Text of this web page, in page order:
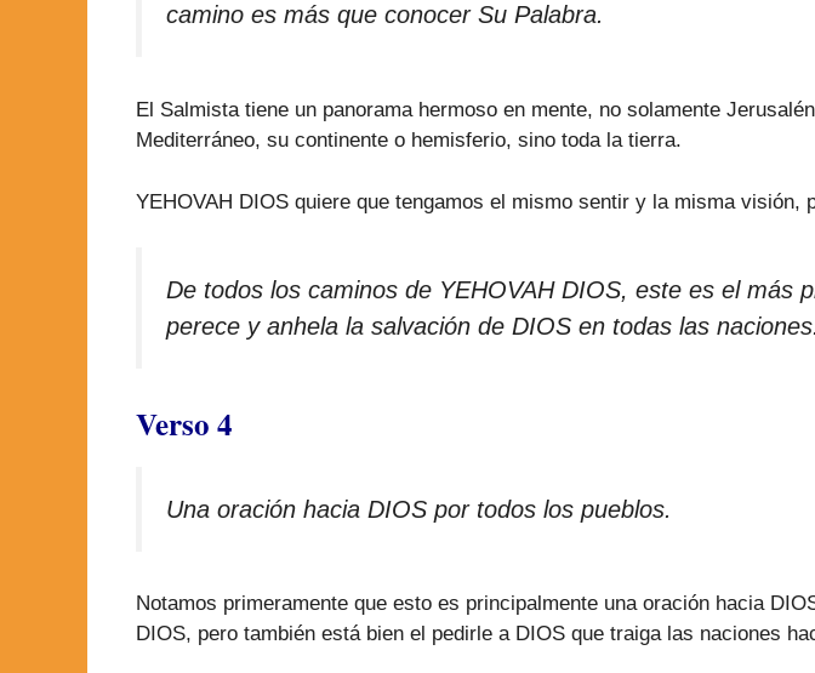
camino es más que conocer Su Palabra.
El Salmista tiene un panorama hermoso en mente, no solamente
Mediterráneo, su continente o hemisferio, sino toda la tierra.
YEHOVAH DIOS quiere que tengamos el mismo sentir y la misma
De todos los caminos de YEHOVAH DIOS, este es el más
perece y anhela la salvación de DIOS en todas las naciones.
Verso 4
Una oración hacia DIOS por todos los pueblos.
Notamos primeramente que esto es principalmente una oración hacia
DIOS, pero también está bien el pedirle a DIOS que traiga las naciones